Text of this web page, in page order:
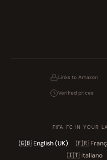
Links to Amazon
Verified prices
FIFA FC IN YOUR
🇬🇧 English (UK) 🇫🇷
🇮🇹 Italiano